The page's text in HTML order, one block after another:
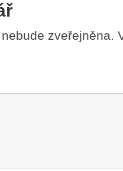
zveřejněna.